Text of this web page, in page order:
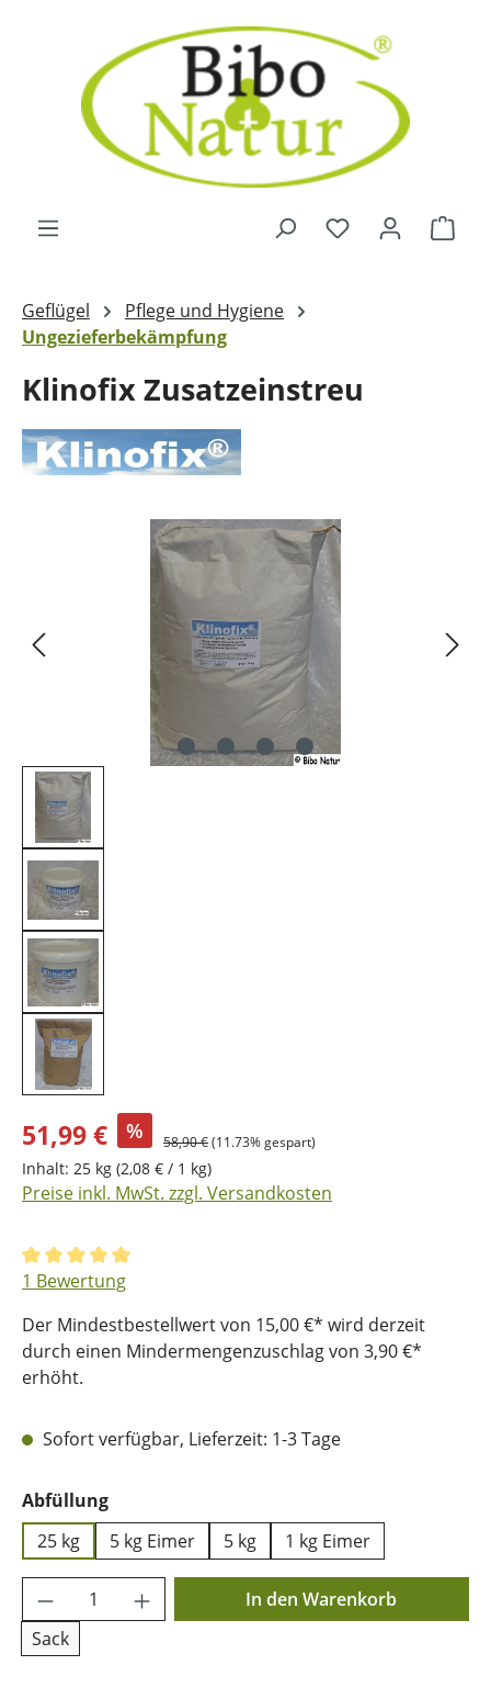
Zum Hauptinhalt springen
Geflügel
Pflege und Hygiene
Ungezieferbekämpfung
Klinofix Zusatzeinstreu
Bildergalerie überspringen
51,99 € % 58,90 €(11.73% gespart)
Inhalt: 25 kg (2,08 € / 1 kg)
Preise inkl. MwSt. zzgl. Versandkosten
Durchschnittliche Bewertung von 5 von 5 Sternen
1 Bewertung
Der Mindestbestellwert von 15,00 €* wird derzeit
durch einen Mindermengenzuschlag von 3,90 €*
erhöht.
Sofort verfügbar, Lieferzeit: 1-3 Tage
Abfüllungauswählen
25 kg
5 kg Eimer 5 kg 1 kg Eimer
Produkt Anzahl: Gib den gewünschten
Sack
In den Warenkorb